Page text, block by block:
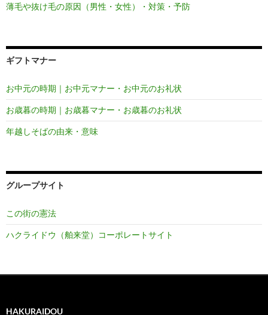
薄毛や抜け毛の原因（男性・女性）・対策・予防
ギフトマナー
お中元の時期｜お中元マナー・お中元のお礼状
お歳暮の時期｜お歳暮マナー・お歳暮のお礼状
年越しそばの由来・意味
グループサイト
この街の憲法
ハクライドウ（舶来堂）コーポレートサイト
HAKURAIDOU